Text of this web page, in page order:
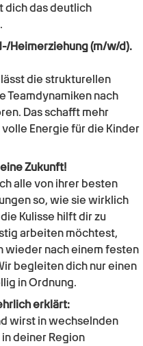
dich das deutlich
Heimerziehung (m/w/d).
die strukturellen
Teamdynamiken nach
Das schafft mehr
Energie für die Kinder
Zukunft!
alle von ihrer besten
so, wie sie wirklich
Kulisse hilft dir zu
arbeiten möchtest,
wieder nach einem festen
begleiten dich nur einen
in Ordnung.
erklärt:
wirst in wechselnden
deiner Region